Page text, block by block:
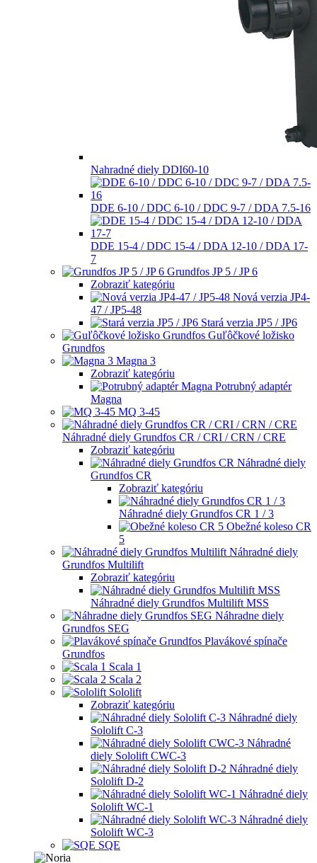
Nahradné diely DDI60-10
DDE 6-10 / DDC 6-10 / DDC 9-7 / DDA 7.5-16
DDE 15-4 / DDC 15-4 / DDA 12-10 / DDA 17-
7
Grundfos JP 5 / JP 6
Zobraziť kategóriu
Nová verzia JP4-
47 / JP5-48
Stará verzia JP5 / JP6
Guľôčkové ložisko
Grundfos
Magna 3
Zobraziť kategóriu
Potrubný adaptér
Magna
MQ 3-45
Náhradné diely Grundfos CR / CRI / CRN / CRE
Zobraziť kategóriu
Náhradné diely
Grundfos CR
Zobraziť kategóriu
Náhradné diely Grundfos CR 1 / 3
Obežné koleso CR
5
Náhradné diely
Grundfos Multilift
Zobraziť kategóriu
Náhradné diely Grundfos Multilift MSS
Náhradne diely
Grundfos SEG
Plavákové spínače
Grundfos
Scala 1
Scala 2
Sololift
Zobraziť kategóriu
Náhradné diely
Sololift C-3
Náhradné
diely Sololift CWC-3
Náhradné diely
Sololift D-2
Náhradné diely
Sololift WC-1
Náhradné diely
Sololift WC-3
SQE